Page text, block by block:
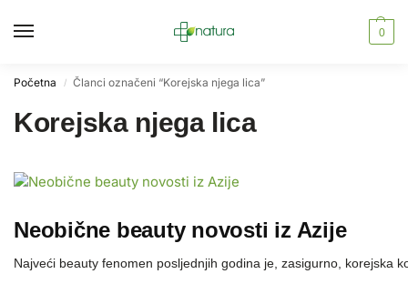
0
Početna / Članci označeni “Korejska njega lica”
Korejska njega lica
Neobične beauty novosti iz Azije
Najveći beauty fenomen posljednjih godina je, zasigurno, korejska